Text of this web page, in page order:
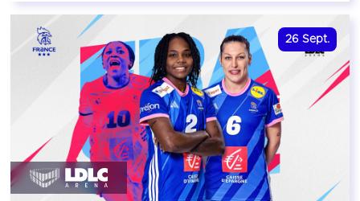
26 Sept.